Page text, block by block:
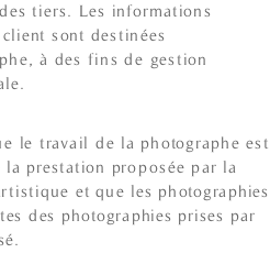
tiers. Les informations
sont destinées
à des fins de gestion
le travail de la photographe est
prestation proposée par la
et que les photographies
des photographies prises par